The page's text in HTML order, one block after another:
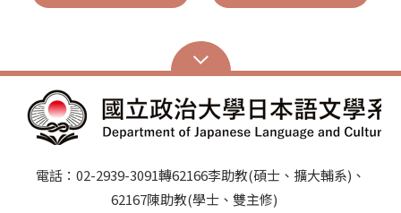
電話：02-2939-3091轉62166李助教(碩士、擴大輔系)、
62167陳助教(學士、雙主修)